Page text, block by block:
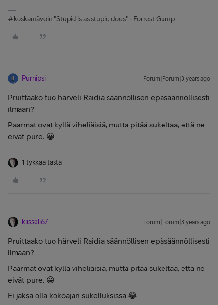
#koskamävoin "Stupid is as stupid does" - Forrest Gump
Purnipsi Forum|Forum|3 years ago
Pruittaako tuo härveli Raidia säännöllisen epäsäännöllisesti
ilmaan?
Paarmat ovat kyllä viheliäisiä, mutta pitää sukeltaa, että ne
eivät pure. 😀
1 tykkää tästä
kiisseli67 Forum|Forum|3 years ago
Pruittaako tuo härveli Raidia säännöllisen epäsäännöllisesti
ilmaan?
Paarmat ovat kyllä viheliäisiä, mutta pitää sukeltaa, että ne
eivät pure. 😀
Ei jaksa olla kokoajan sukelluksissa 😂